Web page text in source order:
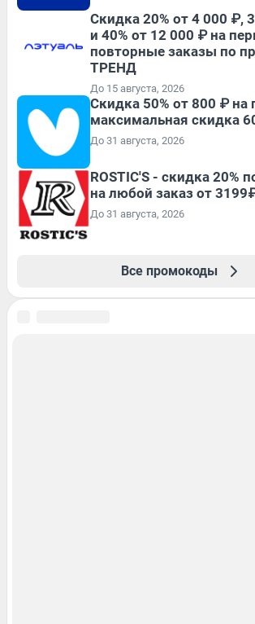
Скидка 20% от 4 000 ₽,
и 40% от 12 000 ₽ на
повторные заказы по
ТРЕНД
До 15 августа, 2026
Скидка 50% от 800 ₽ на
максимальная скидка
До 31 августа, 2026
ROSTIC'S - скидка 20%
на любой заказ от
До 31 августа, 2026
Все промокоды